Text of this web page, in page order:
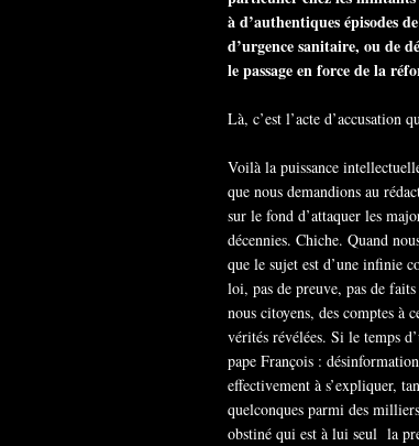
à d’authentiques épisodes
d’urgence sanitaire, ou de
le passage en force de la
Là, c’est l’acte d’accusation
Voilà la puissance
que nous demandions au
sur le fond d’attaquer les
décennies. Chiche. Quand
que le sujet est d’une infinie
loi, pas de preuve, pas de
nous citoyens, des comptes à
vérités révélées. Si le temps
pape François :
effectivement à s’expliquer,
quelconques parmi des
obstiné qui est à lui seul la